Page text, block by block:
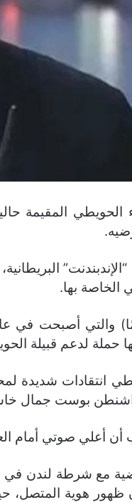
المقيمة
الخاصة بها.
حملة لدعم قبيلة
انتقادات شديدة
بوست جمال
أعلي صوتي أمام
ظهور هوية المتصل،